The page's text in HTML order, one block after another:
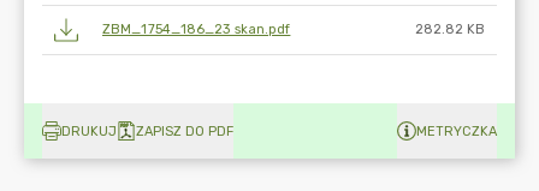
ZBM_1754_186_23 skan.pdf 282.82 KB
DRUKUJ ZAPISZ DO PDF METRYCZKA